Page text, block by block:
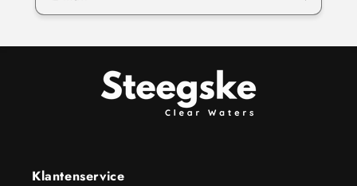
Klantenservice